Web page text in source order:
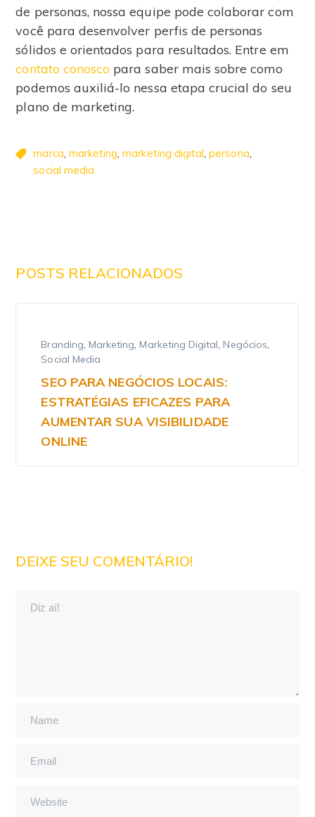
de personas, nossa equipe pode colaborar com
você para desenvolver perfis de personas
sólidos e orientados para resultados. Entre em
contato conosco para saber mais sobre como
podemos auxiliá-lo nessa etapa crucial do seu
plano de marketing.
marca marketing ,marketing digital ,persona
social media
POSTS RELACIONADOS
Branding, Marketing, Marketing Digital, Negócios,
Social Media
SEO PARA NEGÓCIOS LOCAIS:
ESTRATÉGIAS EFICAZES PARA
AUMENTAR SUA VISIBILIDADE
ONLINE
DEIXE SEU COMENTÁRIO!